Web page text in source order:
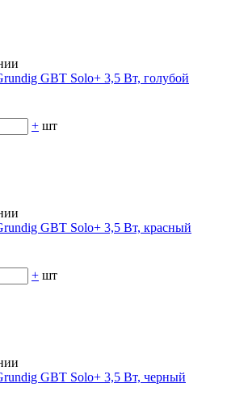
GBT Solo+ 3,5 Вт, голубой
+ шт
GBT Solo+ 3,5 Вт, красный
+ шт
GBT Solo+ 3,5 Вт, черный